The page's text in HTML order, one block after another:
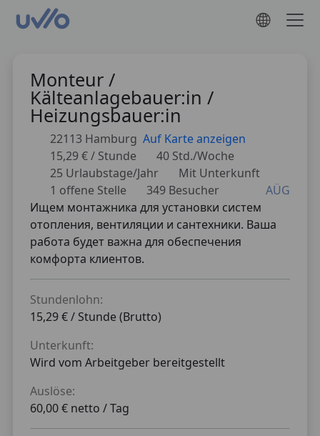
Monteur /
Kälteanlagebauer:in /
Heizungsbauer:in
22113 Hamburg Auf Karte anzeigen
15,29 € / Stunde
40 Std./Woche
25 Urlaubstage/Jahr
Mit Unterkunft
1 offene Stelle
349 Besucher
AÜG
Ищем монтажника для установки систем
отопления, вентиляции и сантехники. Ваша
работа будет важна для обеспечения
комфорта клиентов.
Stundenlohn:
15,29 € / Stunde (Brutto)
Unterkunft:
Wird vom Arbeitgeber bereitgestellt
Auslöse:
60,00 € netto / Tag